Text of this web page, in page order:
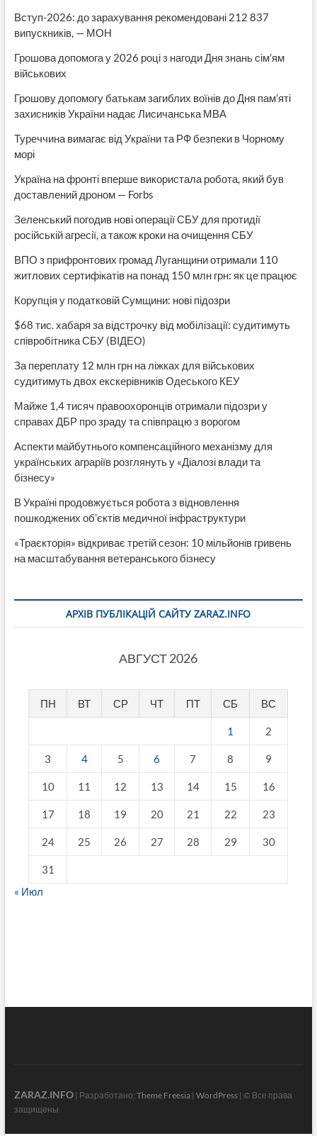
Вступ-2026: до зарахування рекомендовані 212 837
випускників, — МОН
Грошова допомога у 2026 році з нагоди Дня знань сім’ям
військових
Грошову допомогу батькам загиблих воїнів до Дня пам’яті
захисників України надає Лисичанська МВА
Туреччина вимагає від України та РФ безпеки в Чорному
морі
Україна на фронті вперше використала робота, який був
доставлений дроном — Forbs
Зеленський погодив нові операції СБУ для протидії
російській агресії, а також кроки на очищення СБУ
ВПО з прифронтових громад Луганщини отримали 110
житлових сертифікатів на понад 150 млн грн: як це працює
Корупція у податковій Сумщини: нові підозри
$68 тис. хабаря за відстрочку від мобілізації: судитимуть
співробітника СБУ (ВІДЕО)
За переплату 12 млн грн на ліжках для військових
судитимуть двох екскерівників Одеського КЕУ
Майже 1,4 тисяч правоохоронців отримали підозри у
справах ДБР про зраду та співпрацю з ворогом
Аспекти майбутнього компенсаційного механізму для
українських аграріїв розглянуть у «Діалозі влади та
бізнесу»
В Україні продовжується робота з відновлення
пошкоджених об’єктів медичної інфраструктури
«Траєкторія» відкриває третій сезон: 10 мільйонів гривень
на масштабування ветеранського бізнесу
АРХІВ ПУБЛІКАЦІЙ САЙТУ ZARAZ.INFO
АВГУСТ 2026
ПН ВТ СР ЧТ ПТ СБ ВС
1 2
3 4 5 6 7 8 9
10 11 12 13 14 15 16
17 18 19 20 21 22 23
24 25 26 27 28 29 30
31
« Июл
ZARAZ.INFO| Разработано: Theme Freesia| WordPress| © Все права
защищены